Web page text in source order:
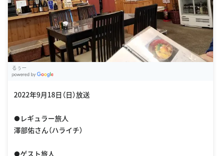
るぅー
2022年9月18日（日）放送
●レギュラー旅人
澤部佑さん（ハライチ）
●ゲスト旅人